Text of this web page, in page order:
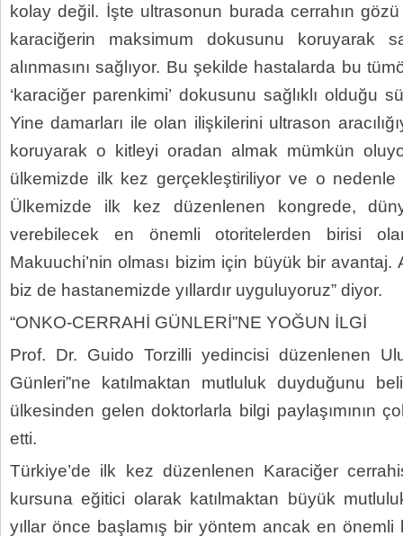
kolay değil. İşte ultrasonun burada cerrahın
karaciğerin maksimum dokusunu koruyarak
alınmasını sağlıyor. Bu şekilde hastalarda bu
‘karaciğer parenkimi’ dokusunu sağlıklı olduğu
Yine damarları ile olan ilişkilerini ultrason
koruyarak o kitleyi oradan almak mümkün
ülkemizde ilk kez gerçekleştiriliyor ve o
Ülkemizde ilk kez düzenlenen kongrede,
verebilecek en önemli otoritelerden birisi
Makuuchi’nin olması bizim için büyük bir avantaj.
biz de hastanemizde yıllardır uyguluyoruz” diyor.
“ONKO-CERRAHİ GÜNLERİ”NE YOĞUN İLGİ
Prof. Dr. Guido Torzilli yedincisi düzenlenen
Günleri”ne katılmaktan mutluluk duyduğunu
ülkesinden gelen doktorlarla bilgi paylaşımının
etti.
Türkiye’de ilk kez düzenlenen Karaciğer
kursuna eğitici olarak katılmaktan büyük
yıllar önce başlamış bir yöntem ancak en önemli